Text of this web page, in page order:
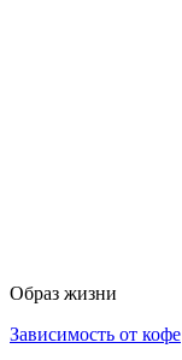
Образ жизни
Зависимость от кофе